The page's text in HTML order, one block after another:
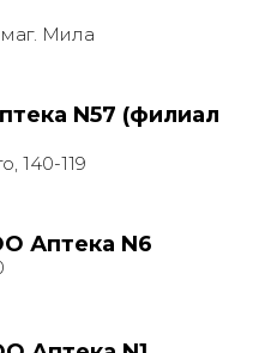
Мила
N57 (филиал
140-119
Аптека N6